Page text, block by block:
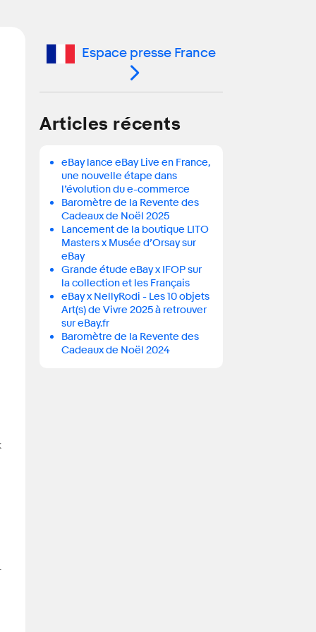
Espace presse France
Articles récents
eBay lance eBay Live en France,
une nouvelle étape dans
l’évolution du e-commerce
Baromètre de la Revente des
Cadeaux de Noël 2025
Lancement de la boutique LITO
Masters x Musée d’Orsay sur
eBay
Grande étude eBay x IFOP sur
la collection et les Français
eBay x NellyRodi - Les 10 objets
Art(s) de Vivre 2025 à retrouver
sur eBay.fr
Baromètre de la Revente des
Cadeaux de Noël 2024